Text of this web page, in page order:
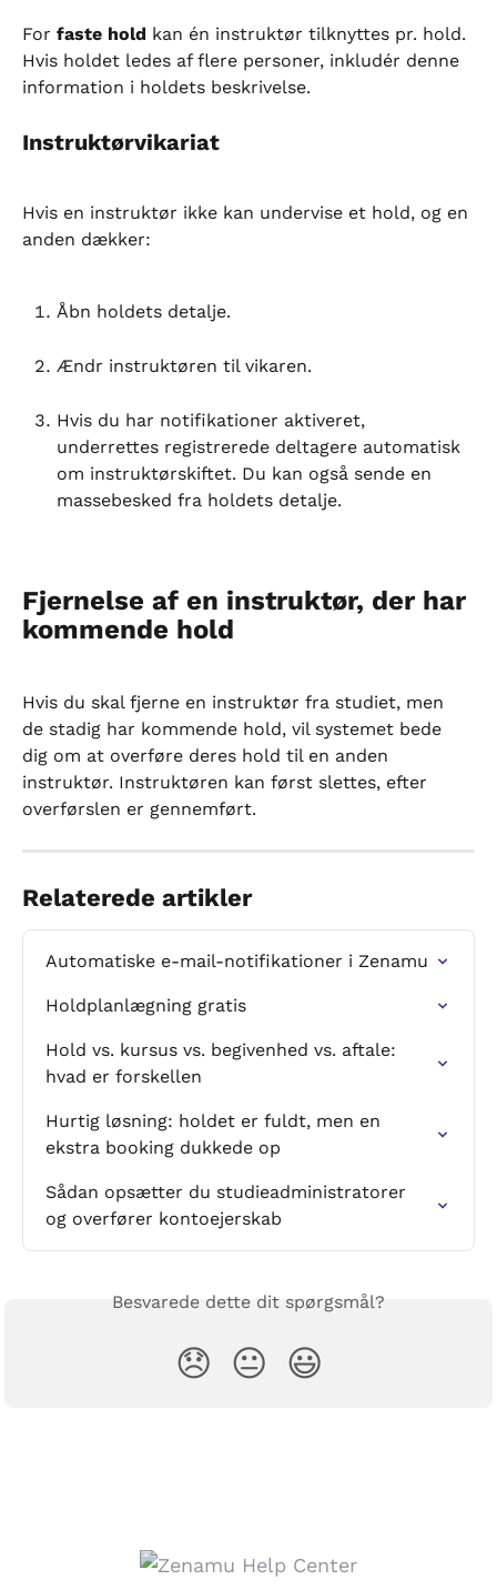
For faste hold kan én instruktør tilknyttes pr. hold.
Hvis holdet ledes af flere personer, inkludér denne
information i holdets beskrivelse.
Instruktørvikariat
Hvis en instruktør ikke kan undervise et hold, og en
anden dækker:
Åbn holdets detalje.
Ændr instruktøren til vikaren.
Hvis du har notifikationer aktiveret,
underrettes registrerede deltagere automatisk
om instruktørskiftet. Du kan også sende en
massebesked fra holdets detalje.
Fjernelse af en instruktør, der har
kommende hold
Hvis du skal fjerne en instruktør fra studiet, men
de stadig har kommende hold, vil systemet bede
dig om at overføre deres hold til en anden
instruktør. Instruktøren kan først slettes, efter
overførslen er gennemført.
Relaterede artikler
Automatiske e-mail-notifikationer i Zenamu
Holdplanlægning gratis
Hold vs. kursus vs. begivenhed vs. aftale:
hvad er forskellen
Hurtig løsning: holdet er fuldt, men en
ekstra booking dukkede op
Sådan opsætter du studieadministratorer
og overfører kontoejerskab
Besvarede dette dit spørgsmål?
😞 😐 😃